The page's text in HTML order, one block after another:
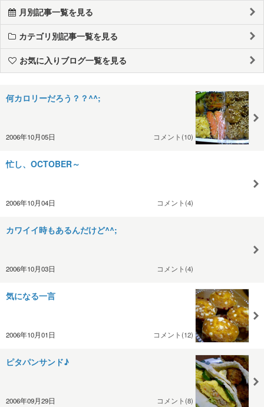
月別記事一覧を見る
カテゴリ別記事一覧を見る
お気に入りブログ一覧を見る
何カロリーだろう？？^^;
2006年10月05日 コメント(10)
忙し、OCTOBER～
2006年10月04日 コメント(4)
カワイイ時もあるんだけど^^;
2006年10月03日 コメント(4)
気になる一言
2006年10月01日 コメント(12)
ピタパンサンド♪
2006年09月29日 コメント(8)